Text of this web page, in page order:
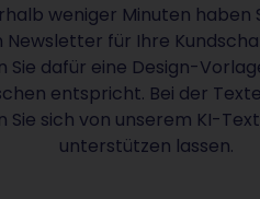
weniger Minuten haben
Newsletter für Ihre
Sie dafür eine Design-
entspricht. Bei der
Sie sich von unserem KI-
unterstützen lassen.